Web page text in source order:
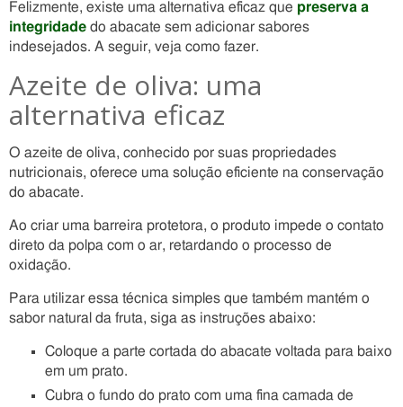
Felizmente, existe uma alternativa eficaz que preserva a
integridade do abacate sem adicionar sabores
indesejados. A seguir, veja como fazer.
Azeite de oliva: uma
alternativa eficaz
O azeite de oliva, conhecido por suas propriedades
nutricionais, oferece uma solução eficiente na conservação
do abacate.
Ao criar uma barreira protetora, o produto impede o contato
direto da polpa com o ar, retardando o processo de
oxidação.
Para utilizar essa técnica simples que também mantém o
sabor natural da fruta, siga as instruções abaixo:
Coloque a parte cortada do abacate voltada para baixo
em um prato.
Cubra o fundo do prato com uma fina camada de